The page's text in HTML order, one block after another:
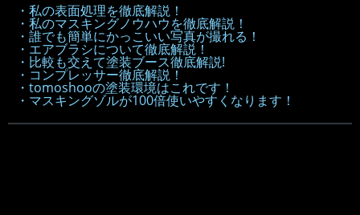
・私の表面処理を徹底解説！
・私のマスキングノウハウを徹底解説！
・誰でも簡単にかっこいい写真が撮れる！
・エアブラシについて徹底解説！
・比較も交えて塗装ブース徹底解説!
・コンプレッサー徹底解説！
・tomoshooの塗装環境はこれです！
・マスキングゾルが100倍使いやすくなります！